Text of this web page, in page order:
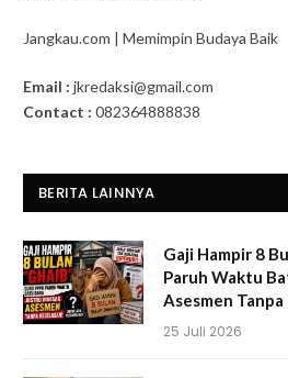
Jangkau.com | Memimpin Budaya Baik
Email : jkredaksi@gmail.com
Contact : 082364888838
BERITA LAINNYA
Gaji Hampir 8
Paruh Waktu
Asesmen
25 Juli 2026